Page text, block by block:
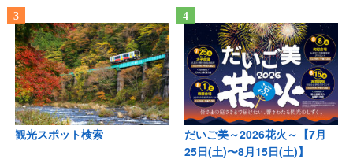
観光スポット検索
だいご美～2026花火～【7月
25日(土)〜8月15日(土)】